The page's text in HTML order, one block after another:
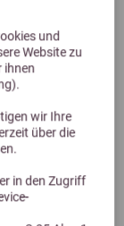
und
Website zu
ihnen
wir Ihre
über die
in den Zugriff